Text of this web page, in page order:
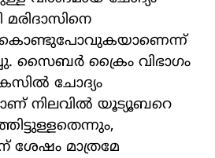
കൊണ്ടുപോവുകയാണെന്ന്
സൈബർ ക്രൈം വിഭാഗം
ചോദ്യം
നിലവിൽ യൂട്യൂബറെ
ശേഷം മാത്രമേ